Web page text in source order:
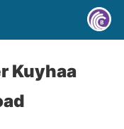
Kuyhaa